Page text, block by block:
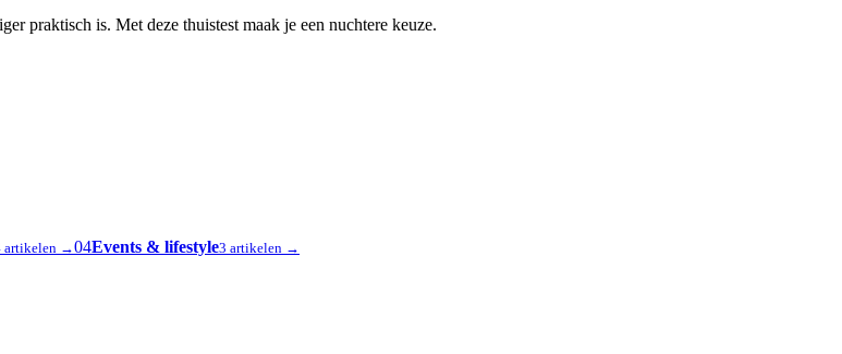
praktisch is. Met deze thuistest maak je een nuchtere keuze.
artikelen →04Events & lifestyle3 artikelen →